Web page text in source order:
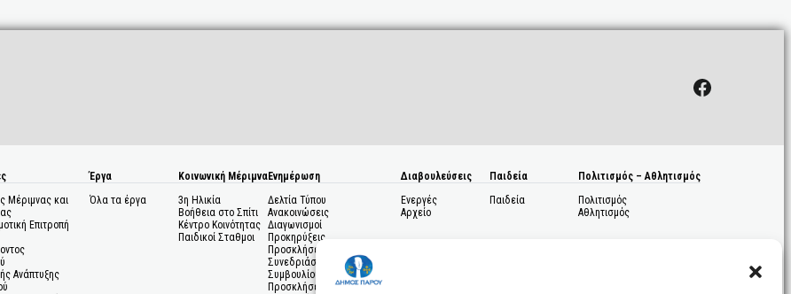
Facebook
Μέριμνας και
Επιτροπή
Ανάπτυξης
Έργα
Όλα τα έργα
Κοινωνική Μέριμνα
3η Ηλικία
Βοήθεια στο Σπίτι
Κέντρο Κοινότητας
Παιδικοί Σταθμοι
Ενημέρωση
Δελτία Τύπου
Ανακοινώσεις
Διαγωνισμοί
Προκηρύξεις
Προσκλήσεις σε
Συνεδριάσεις Δημοτικού
Συμβουλίου
Προσκλήσεις σε
Διαβουλεύσεις
Ενεργές
Αρχείο
Παιδεία
Παιδεία
Πολιτισμός – Αθλητισμός
Πολιτισμός
Αθλητισμός